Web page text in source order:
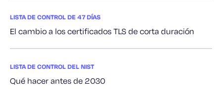
LISTA DE CONTROL DE 47 DÍAS
El cambio a los certificados TLS de corta duración
LISTA DE CONTROL DEL NIST
Qué hacer antes de 2030